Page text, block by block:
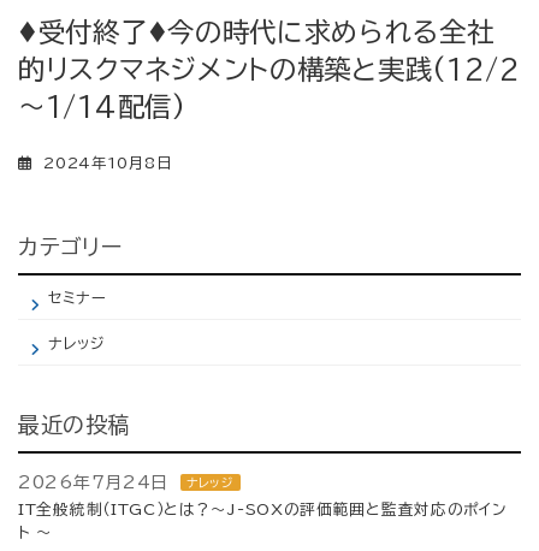
♦受付終了♦今の時代に求められる全社
的リスクマネジメントの構築と実践(12/2
～1/14配信)
2024年10月8日
カテゴリー
セミナー
ナレッジ
最近の投稿
2026年7月24日 ナレッジ
IT全般統制（ITGC）とは？～J-SOXの評価範囲と監査対応のポイン
ト ～